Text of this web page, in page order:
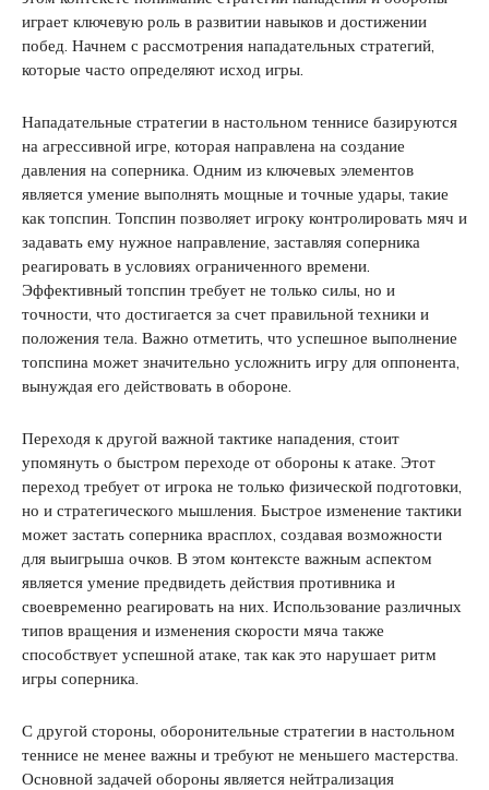
играет ключевую роль в развитии навыков и достижении
побед. Начнем с рассмотрения нападательных стратегий,
которые часто определяют исход игры.
Нападательные стратегии в настольном теннисе базируются
на агрессивной игре, которая направлена на создание
давления на соперника. Одним из ключевых элементов
является умение выполнять мощные и точные удары, такие
как топспин. Топспин позволяет игроку контролировать мяч и
задавать ему нужное направление, заставляя соперника
реагировать в условиях ограниченного времени.
Эффективный топспин требует не только силы, но и
точности, что достигается за счет правильной техники и
положения тела. Важно отметить, что успешное выполнение
топспина может значительно усложнить игру для оппонента,
вынуждая его действовать в обороне.
Переходя к другой важной тактике нападения, стоит
упомянуть о быстром переходе от обороны к атаке. Этот
переход требует от игрока не только физической подготовки,
но и стратегического мышления. Быстрое изменение тактики
может застать соперника врасплох, создавая возможности
для выигрыша очков. В этом контексте важным аспектом
является умение предвидеть действия противника и
своевременно реагировать на них. Использование различных
типов вращения и изменения скорости мяча также
способствует успешной атаке, так как это нарушает ритм
игры соперника.
С другой стороны, оборонительные стратегии в настольном
теннисе не менее важны и требуют не меньшего мастерства.
Основной задачей обороны является нейтрализация